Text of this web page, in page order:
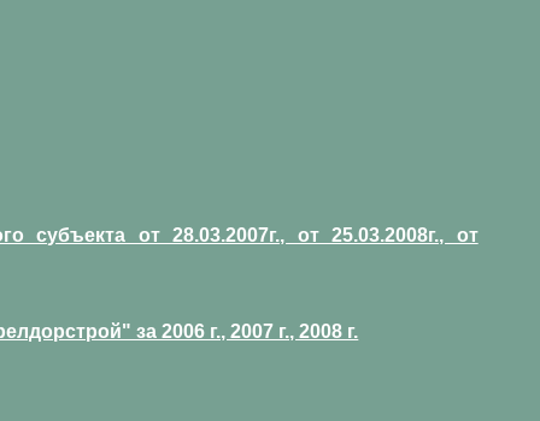
субъекта от 28.03.2007г., от 25.03.2008г., от
за 2006 г., 2007 г., 2008 г.